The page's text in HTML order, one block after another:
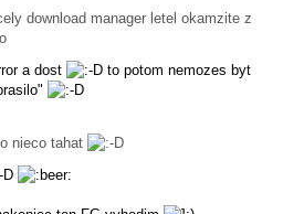
download manager letel okamzite z
a dost
to potom nemozes byt
nieco tahat